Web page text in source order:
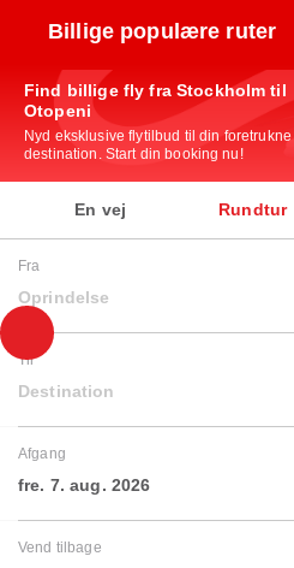
Billige populære ruter
Find billige fly fra Stockholm til
Otopeni
Nyd eksklusive flytilbud til din foretrukne
destination. Start din booking nu!
En vej Rundtur
Fra
Oprindelse
Til
Destination
Afgang
fre. 7. aug. 2026
Vend tilbage